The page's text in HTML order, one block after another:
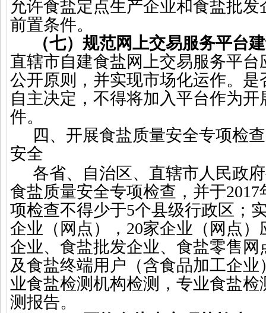
允许食盐定点生产企业和食盐批
前置条件。
（七）规范网上交易服务平台
直辖市自建食盐网上交易服务平
公开原则，并实现市场化运作。
自主决定，不得将加入平台作为
件。
四、开展食盐质量安全专项检
安全
各省、自治区、直辖市人民政
食盐质量安全专项检查，并于2017
项检查不得少于5个县级行政区；
企业（网点）， 20家企业（网点）
企业、食盐批发企业、食盐零售
及食盐终端用户（含食品加工企
业食盐检测机构检测，专业食盐
测报告。